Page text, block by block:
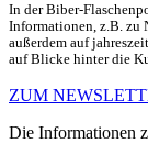
In der Biber-
Informationen, z.B. zu
außerdem auf
auf Blicke hinter die
ZUM
Die Informationen